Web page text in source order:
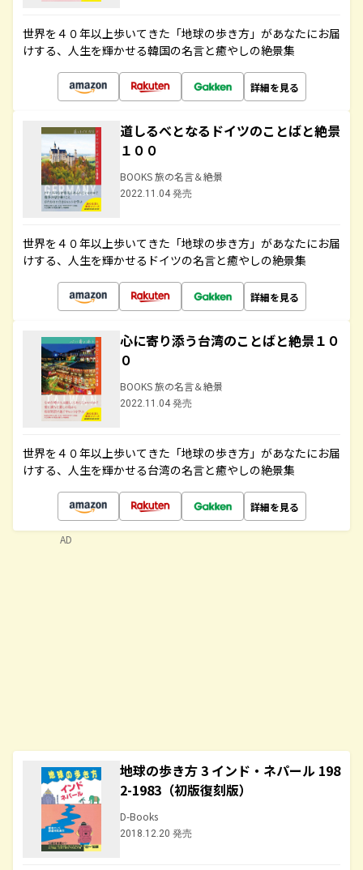
世界を４０年以上歩いてきた「地球の歩き方」があなたにお届
けする、人生を輝かせる韓国の名言と癒やしの絶景集
詳細を見る
道しるべとなるドイツのことばと絶景
１００
BOOKS 旅の名言＆絶景
2022.11.04 発売
世界を４０年以上歩いてきた「地球の歩き方」があなたにお届
けする、人生を輝かせるドイツの名言と癒やしの絶景集
詳細を見る
心に寄り添う台湾のことばと絶景１０
０
BOOKS 旅の名言＆絶景
2022.11.04 発売
世界を４０年以上歩いてきた「地球の歩き方」があなたにお届
けする、人生を輝かせる台湾の名言と癒やしの絶景集
詳細を見る
地球の歩き方 3 インド・ネパール 198
2-1983（初版復刻版）
D-Books
2018.12.20 発売
AD